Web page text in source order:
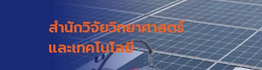
สำนักวิจัยวิทยาศาสตร์
และเทคโนโลยี